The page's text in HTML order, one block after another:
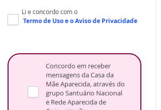
Li e concordo com o
Termo de Usoe oAviso de Privacidade
Concordo em receber
mensagens da Casa da
Mãe Aparecida, através do
grupo Santuário Nacional
e Rede Aparecida de